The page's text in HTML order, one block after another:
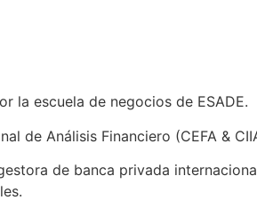
la escuela de negocios de ESADE.
de Análisis Financiero (CEFA &
de banca privada